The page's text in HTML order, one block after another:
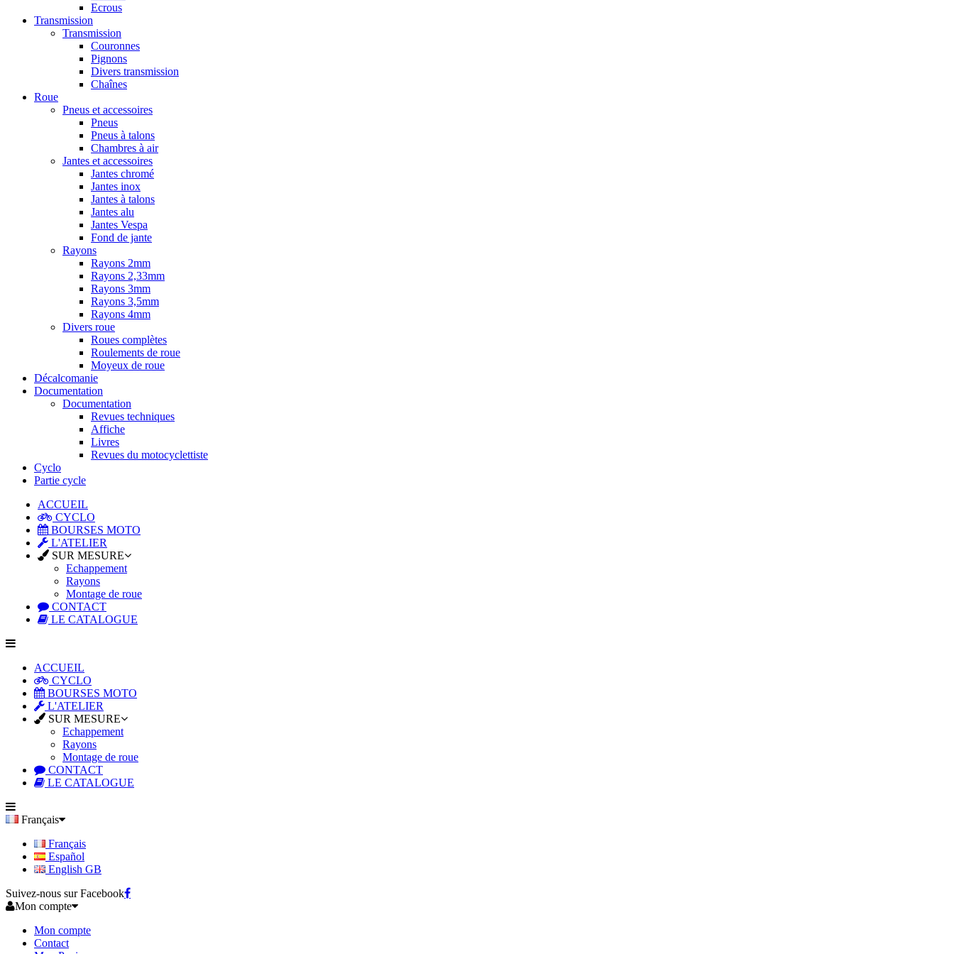
Ecrous
Transmission
Transmission
Couronnes
Pignons
Divers transmission
Chaînes
Roue
Pneus et accessoires
Pneus
Pneus à talons
Chambres à air
Jantes et accessoires
Jantes chromé
Jantes inox
Jantes à talons
Jantes alu
Jantes Vespa
Fond de jante
Rayons
Rayons 2mm
Rayons 2,33mm
Rayons 3mm
Rayons 3,5mm
Rayons 4mm
Divers roue
Roues complètes
Roulements de roue
Moyeux de roue
Décalcomanie
Documentation
Documentation
Revues techniques
Affiche
Livres
Revues du motocyclettiste
Cyclo
Partie cycle
ACCUEIL
CYCLO
BOURSES MOTO
L'ATELIER
SUR MESURE
Echappement
Rayons
Montage de roue
CONTACT
LE CATALOGUE
ACCUEIL
CYCLO
BOURSES MOTO
L'ATELIER
SUR MESURE
Echappement
Rayons
Montage de roue
CONTACT
LE CATALOGUE
Français
Français
Español
English GB
Suivez-nous sur Facebook
Mon compte
Mon compte
Contact